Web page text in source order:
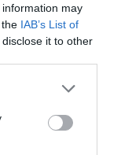
information may
IAB’s List of
it to other
Andaluz de
Antonio
convenio para el